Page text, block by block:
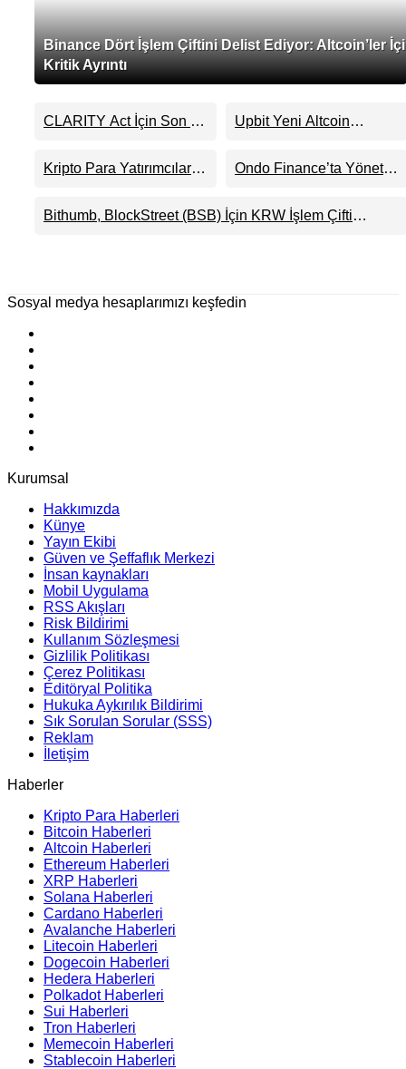
Binance Dört İşlem Çiftini Delist Ediyor: Altcoin’ler
Kritik Ayrıntı
CLARITY Act İçin Son 24
Kripto Para Piyasasının
Beklentisini Bozabilir
Upbit Yeni Altcoin
KRW, BTC ve USDT
Kripto Para Yatırımcıları
Hedef Alınıyor?
Ondo Finance’ta Yönetim
Milyarlarca Dolarlık
Tokenizasyon Devinin
Bithumb, BlockStreet (BSB) İçin KRW İşlem Çifti
Sosyal medya hesaplarımızı keşfedin
Kurumsal
Hakkımızda
Künye
Yayın Ekibi
Güven ve Şeffaflık Merkezi
İnsan kaynakları
Mobil Uygulama
RSS Akışları
Risk Bildirimi
Kullanım Sözleşmesi
Gizlilik Politikası
Çerez Politikası
Editöryal Politika
Hukuka Aykırılık Bildirimi
Sık Sorulan Sorular (SSS)
Reklam
İletişim
Haberler
Kripto Para Haberleri
Bitcoin Haberleri
Altcoin Haberleri
Ethereum Haberleri
XRP Haberleri
Solana Haberleri
Cardano Haberleri
Avalanche Haberleri
Litecoin Haberleri
Dogecoin Haberleri
Hedera Haberleri
Polkadot Haberleri
Sui Haberleri
Tron Haberleri
Memecoin Haberleri
Stablecoin Haberleri